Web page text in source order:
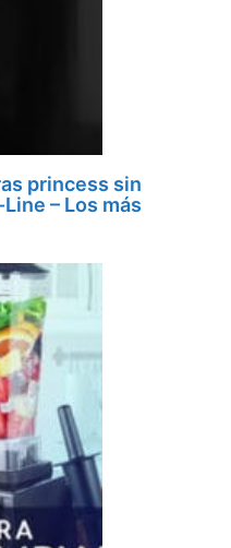
princess sin
– Los más